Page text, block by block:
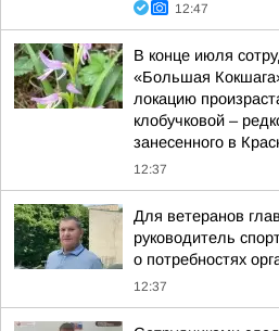
12:47
В конце июля
«Большая
локацию
клобучковой –
занесенного в
12:37
Для ветеранов
руководитель
о потребностях
12:37